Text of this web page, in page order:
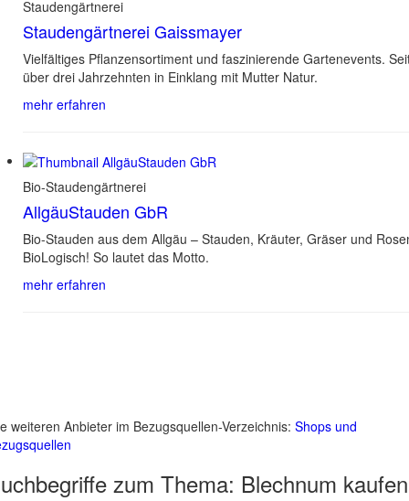
Staudengärtnerei
Staudengärtnerei Gaissmayer
Vielfältiges Pflanzensortiment und faszinierende Gartenevents.
über drei Jahrzehnten in Einklang mit Mutter Natur.
mehr erfahren
Bio-Staudengärtnerei
AllgäuStauden GbR
Bio-Stauden aus dem Allgäu – Stauden, Kräuter, Gräser und
BioLogisch! So lautet das Motto.
mehr erfahren
weiteren Anbieter im Bezugsquellen-Verzeichnis: Shops und
zum Thema: Blechnum kaufen